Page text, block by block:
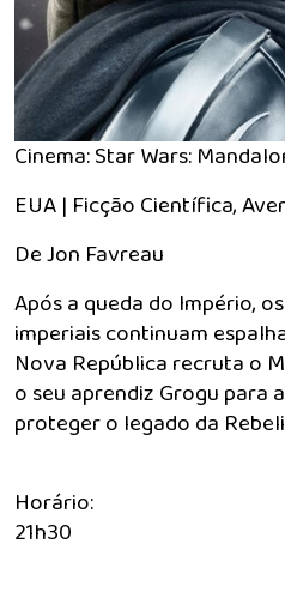
Cinema: Star Wars:
EUA | Ficção Científica,
De Jon Favreau
Após a queda do Império,
imperiais continuam
Nova República recruta o
o seu aprendiz Grogu para
proteger o legado da
Horário:
21h30